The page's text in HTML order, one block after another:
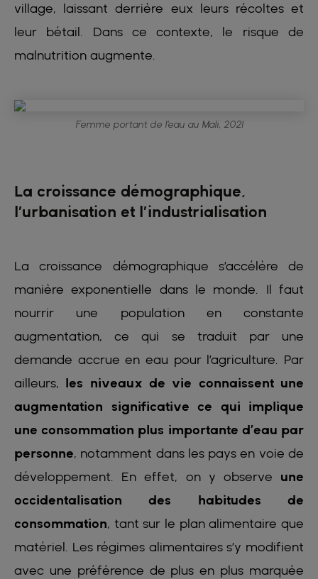
village, laissant derrière eux leurs récoltes et
leur bétail. Dans ce contexte, le risque de
malnutrition augmente.
Femme portant de l’eau au Mali, 2021
La croissance démographique,
l’urbanisation et l’industrialisation
La croissance démographique s’accélère de
manière exponentielle dans le monde. Il faut
nourrir une population en constante
augmentation, ce qui se traduit par une
demande accrue en eau pour l’agriculture. Par
ailleurs, les niveaux de vie connaissent une
augmentation significative ce qui implique
une consommation plus importante d’eau par
personne, notamment dans les pays en voie de
développement. En effet, on y observe une
occidentalisation des habitudes de
consommation, tant sur le plan alimentaire que
matériel. Les régimes alimentaires s’y modifient
avec une préférence de plus en plus marquée